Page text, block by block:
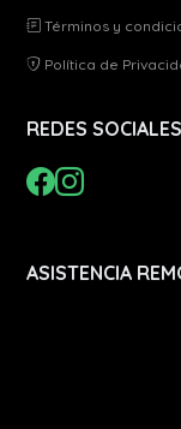
Términos y
Política de
REDES
ASISTENCIA